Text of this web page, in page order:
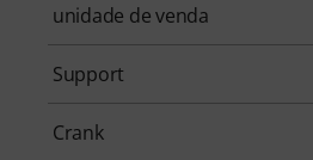
unidade de venda
Support
Crank